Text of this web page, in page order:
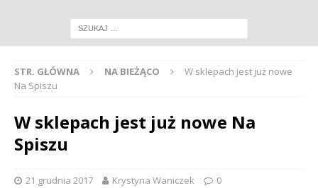
STR. GŁÓWNA NA BIEŻĄCO
W sklepach jest już nowe
Na Spiszu
W sklepach jest już nowe Na
Spiszu
21 grudnia 2017 Krystyna Waniczek 0